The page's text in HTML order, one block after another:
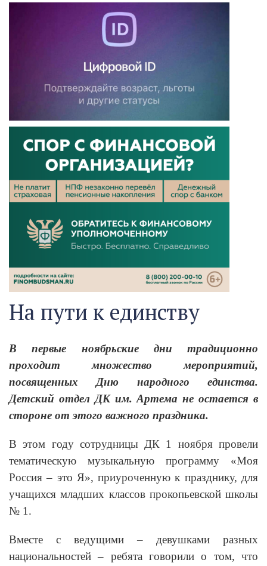
На пути к единству
В первые ноябрьские дни традиционно
проходит множество мероприятий,
посвященных Дню народного единства.
Детский отдел ДК им. Артема не остается в
стороне от этого важного праздника.
В этом году сотрудницы ДК 1 ноября провели
тематическую музыкальную программу «Моя
Россия – это Я», приуроченную к празднику, для
учащихся младших классов прокопьевской школы
№ 1.
Вместе с ведущими – девушками разных
национальностей – ребята говорили о том, что